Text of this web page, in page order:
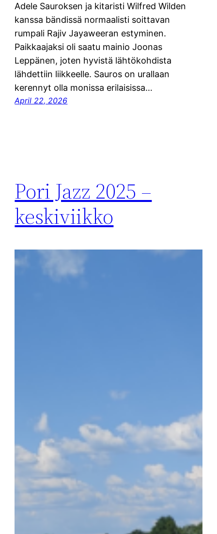
Adele Sauroksen ja kitaristi Wilfred Wilden
kanssa bändissä normaalisti soittavan
rumpali Rajiv Jayaweeran estyminen.
Paikkaajaksi oli saatu mainio Joonas
Leppänen, joten hyvistä lähtökohdista
lähdettiin liikkeelle. Sauros on urallaan
kerennyt olla monissa erilaisissa…
April 22, 2026
Pori Jazz 2025 –
keskiviikko